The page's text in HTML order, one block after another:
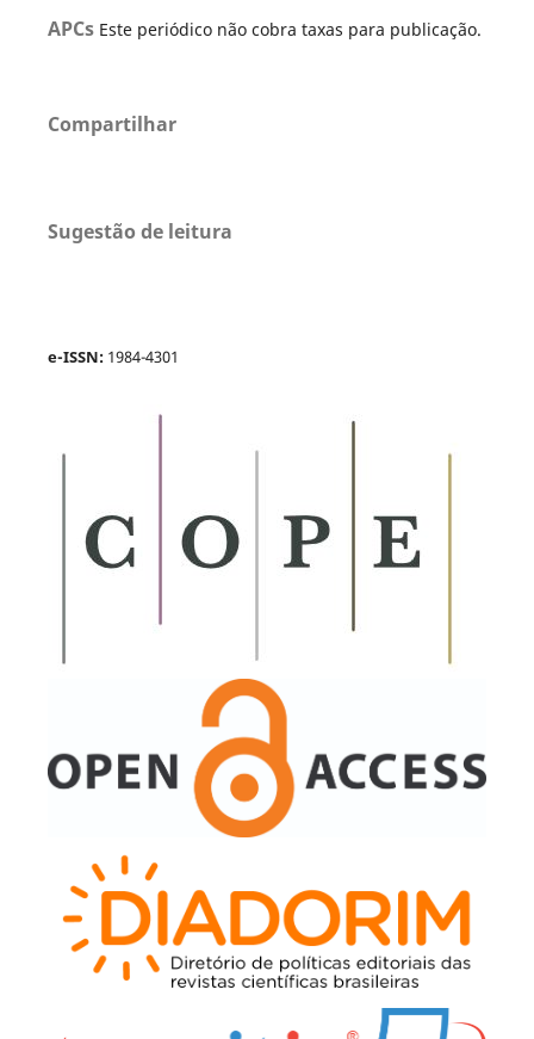
APCs Este periódico não cobra taxas para publicação.
Compartilhar
Sugestão de leitura
e-ISSN:1984-4301